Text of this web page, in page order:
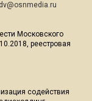
Московского
реестровая
содействия